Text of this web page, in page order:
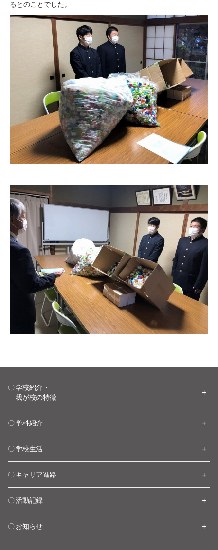
るとのことでした。
学校紹介・
我が校の特徴
学科紹介
学校生活
キャリア進路
活動記録
お知らせ